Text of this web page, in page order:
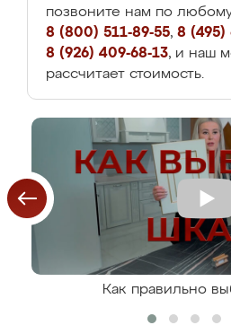
позвоните нам по
8 (800) 511-89-55, 8 (495)
8 (926) 409-68-13, и наш
рассчитает стоимость.
Как правильно